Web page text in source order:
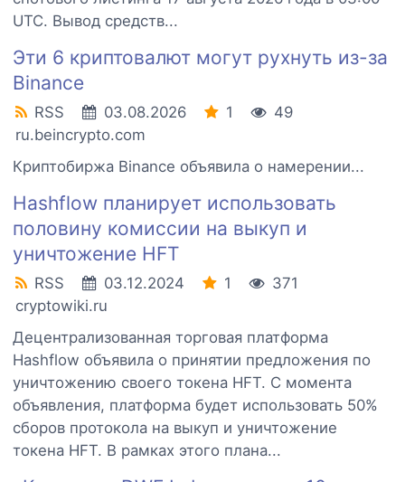
UTC. Вывод средств...
Эти 6 криптовалют могут рухнуть из-за
Binance
RSS 03.08.2026 1
49
ru.beincrypto.com
Криптобиржа Binance объявила о намерении...
Hashflow планирует использовать
половину комиссии на выкуп и
уничтожение HFT
RSS 03.12.2024 1
371
cryptowiki.ru
Децентрализованная торговая платформа
Hashflow объявила о принятии предложения по
уничтожению своего токена HFT. С момента
объявления, платформа будет использовать 50%
сборов протокола на выкуп и уничтожение
токена HFT. В рамках этого плана...